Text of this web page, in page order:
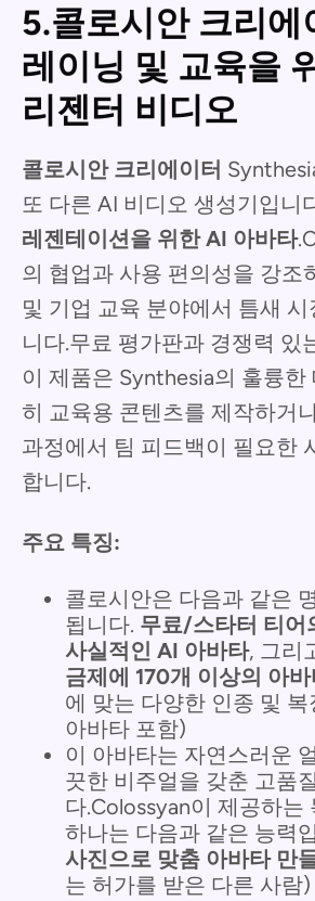
5.콜로시안 크리
레이닝 및 교육을
리젠터 비디오
콜로시안 크리에이터
또 다른 AI 비디오 생성기입니
레젠테이션을 위한 AI 아바타
의 협업과 사용 편의성을 강조
및 기업 교육 분야에서 틈새
니다.무료 평가판과 경쟁력 있
이 제품은 Synthesia의 훌륭한
히 교육용 콘텐츠를 제작하거
과정에서 팀 피드백이 필요한
합니다.
주요 특징:
콜로시안은 다음과 같은
됩니다. 무료/스타터 티어
사실적인 AI 아바타, 그리
금제에 170개 이상의 아
에 맞는 다양한 인종 및 복
아바타 포함)
이 아바타는 자연스러운
끗한 비주얼을 갖춘 고품
다.Colossyan이 제공하는
하나는 다음과 같은 능력
사진으로 맞춤 아바타 만
는 허가를 받은 다른 사람